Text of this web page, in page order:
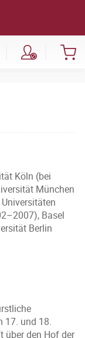
Köln (bei
München
Basel
Berlin
17. und 18.
über den Hof der